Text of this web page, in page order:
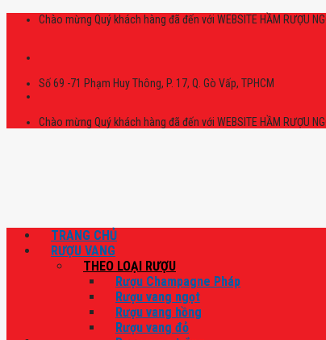
Skip
Chào mừng Quý khách hàng đã đến với WEBSITE HẦM RƯỢU
Số 69 -71 Phạm Huy Thông, P. 17, Q. Gò Vấp, TPHCM
Chào mừng Quý khách hàng đã đến với WEBSITE HẦM RƯỢU
TRANG CHỦ
RƯỢU VANG
THEO LOẠI RƯỢU
Rượu Champagne Pháp
Rượu vang ngọt
Rượu vang hồng
Rượu vang đỏ